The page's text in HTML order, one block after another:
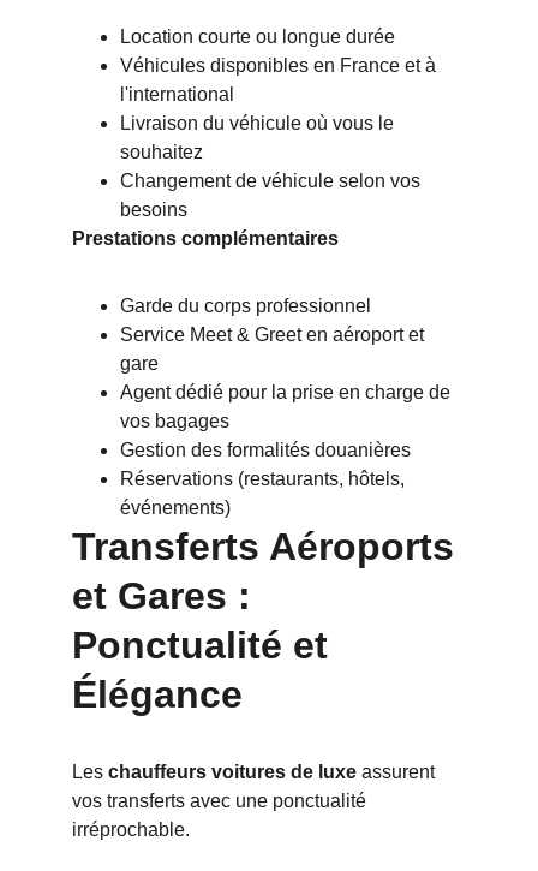
Location courte ou longue durée
Véhicules disponibles en France et à
l'international
Livraison du véhicule où vous le
souhaitez
Changement de véhicule selon vos
besoins
Prestations complémentaires
Garde du corps professionnel
Service Meet & Greet en aéroport et
gare
Agent dédié pour la prise en charge de
vos bagages
Gestion des formalités douanières
Réservations (restaurants, hôtels,
événements)
Transferts Aéroports
et Gares :
Ponctualité et
Élégance
Les chauffeurs voitures de luxe assurent
vos transferts avec une ponctualité
irréprochable.